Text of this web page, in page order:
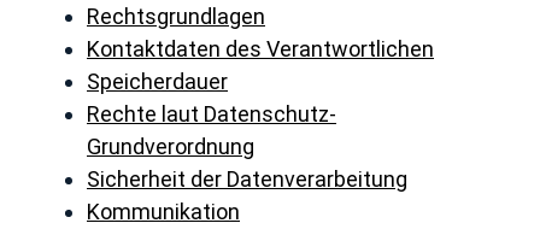
Rechtsgrundlagen
Kontaktdaten des Verantwortlichen
Speicherdauer
Rechte laut Datenschutz-
Grundverordnung
Sicherheit der Datenverarbeitung
Kommunikation